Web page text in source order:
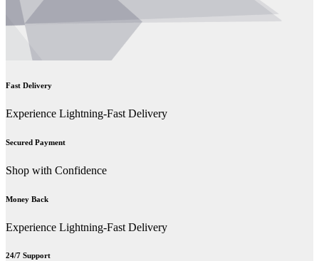
Fast Delivery
Experience Lightning-Fast Delivery
Secured Payment
Shop with Confidence
Money Back
Experience Lightning-Fast Delivery
24/7 Support